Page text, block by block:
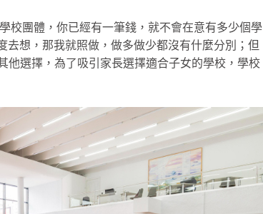
校團體，你已經有一筆錢，就不會在意有多少個學
想，那我就照做，做多做少都沒有什麼分別；但
他選擇，為了吸引家長選擇適合子女的學校，學校